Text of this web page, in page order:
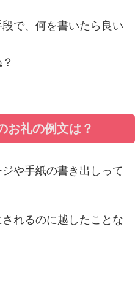
で、何を書いたら良い
お礼の例文は？
や手紙の書き出しって
れるのに越したことな